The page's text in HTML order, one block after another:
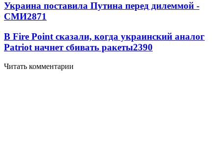
Украина поставила Путина перед дилеммой -
СМИ2871
В Fire Point сказали, когда украинский аналог
Patriot начнет сбивать ракеты2390
Читать комментарии